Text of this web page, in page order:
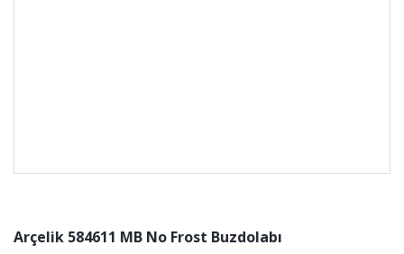
Arçelik 584611 MB No Frost Buzdolabı